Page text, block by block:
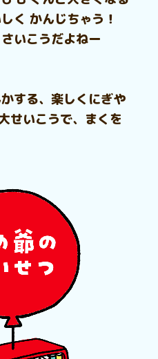
く かんじちゃう！
いこうだよねー
する、楽しくにぎや
せいこうで、まくを